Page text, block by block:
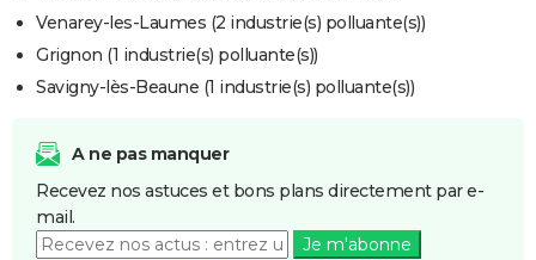
Venarey-les-Laumes (2 industrie(s) polluante(s))
Grignon (1 industrie(s) polluante(s))
Savigny-lès-Beaune (1 industrie(s) polluante(s))
A ne pas manquer
Recevez nos astuces et bons plans directement par e-
mail.
Je m'abonne